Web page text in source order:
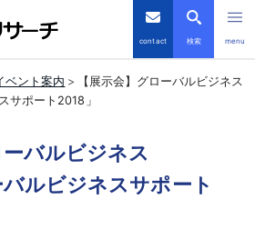
contact 検索 menu
・注目企業情報
データインサイト
PLUS
ベント案内
【展示会】グローバルビジネス
サポート2018」
ーバルビジネス
ルビジネスサポート